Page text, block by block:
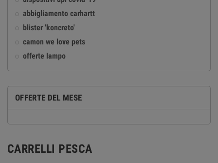
abbigliamento carhartt
blister 'koncreto'
camon we love pets
offerte lampo
OFFERTE DEL MESE
CARRELLI PESCA